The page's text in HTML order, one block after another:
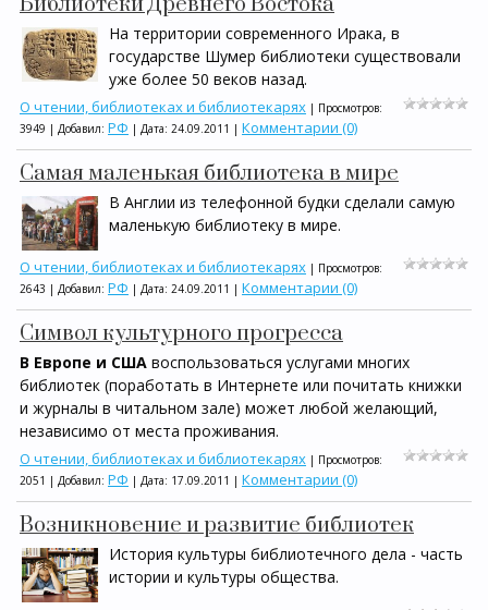
На территории современного Ирака, в
государстве Шумер библиотеки существовали
уже более 50 веков назад.
О чтении, библиотеках и библиотекарях | Просмотров:
3949 | Добавил: РФ | Дата: 24.09.2011 | Комментарии (0)
Самая маленькая библиотека в мире
В Англии из телефонной будки сделали самую
маленькую библиотеку в мире.
О чтении, библиотеках и библиотекарях | Просмотров:
2643 | Добавил: РФ | Дата: 24.09.2011 | Комментарии (0)
Символ культурного прогресса
В Европе и США воспользоваться услугами многих
библиотек (поработать в Интернете или почитать книжки
и журналы в читальном зале) может любой желающий,
независимо от места проживания.
О чтении, библиотеках и библиотекарях | Просмотров:
2051 | Добавил: РФ | Дата: 17.09.2011 | Комментарии (0)
Возникновение и развитие библиотек
История культуры библиотечного дела - часть
истории и культуры общества.